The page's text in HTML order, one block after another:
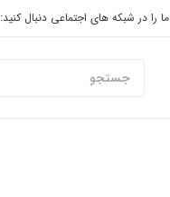
ما را در شبکه های اجتماعی دنبال کنید: